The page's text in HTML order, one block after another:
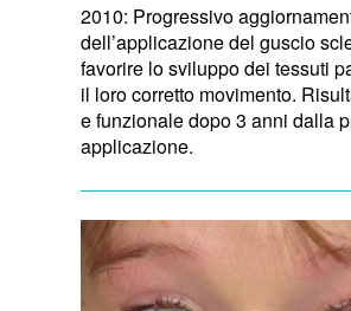
2010: Progressivo
dell’applicazione del guscio
favorire lo sviluppo dei tessuti
il loro corretto movimento.
e funzionale dopo 3 anni dalla
applicazione.